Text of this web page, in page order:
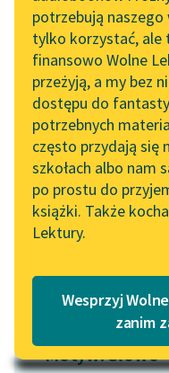
Lab
Zapraszamy na
online z tłumaczkami
literatury skandynawskiej
Spotkanie z Katarzyną
Tunkiel w Oslo
102. lata temu zmarł
Joseph Conrad
Lektury szkolne i klasyka
literatury do słuchania
uczennic i uczniów z
potrzebują
tylko korzystać, ale
finansowo Wolne
przeżyją, a my bez
dostępu do
potrzebnych
często przydają się
szkołach albo nam
po prostu do
książki. Także
Lektury.
Wesprzyj
zanim
Motyw: Słowo